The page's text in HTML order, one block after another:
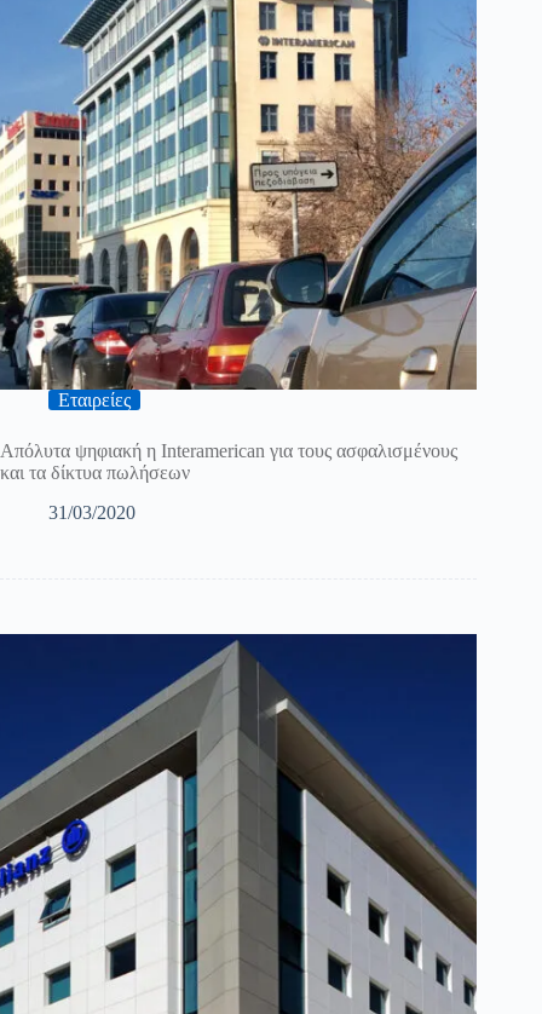
Εταιρείες
Απόλυτα ψηφιακή η Interamerican για τους ασφαλισμένους
και τα δίκτυα πωλήσεων
31/03/2020